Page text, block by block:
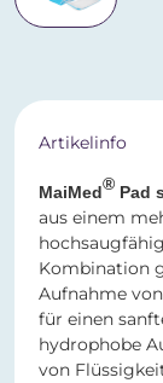
Artikelinfo
MaiMed® Pad
aus einem
Kombination
Aufnahme
für einen
hydrophobe
von